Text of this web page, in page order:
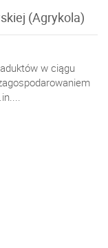
(Agrykola)
w ciągu